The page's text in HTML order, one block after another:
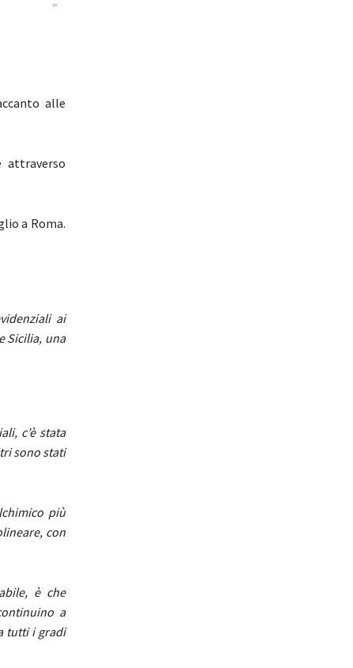
alle
attraverso
a Roma.
ai
Sicilia, una
c’è stata
sono stati
più
con
è che
a
tutti i gradi